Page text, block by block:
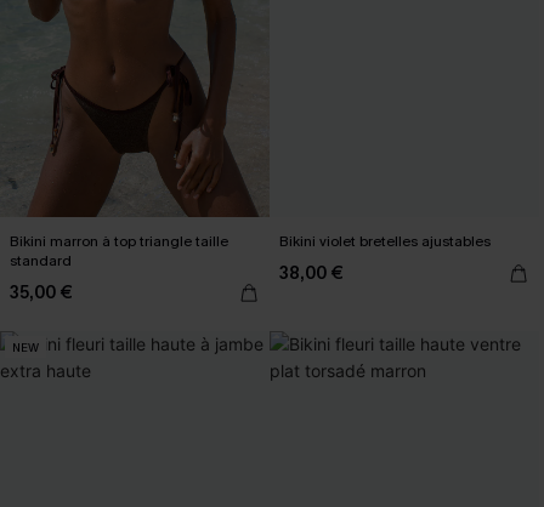
Bikini marron à top triangle taille
standard
35,00 €
Bikini violet bretelles ajustables
38,00 €
NEW